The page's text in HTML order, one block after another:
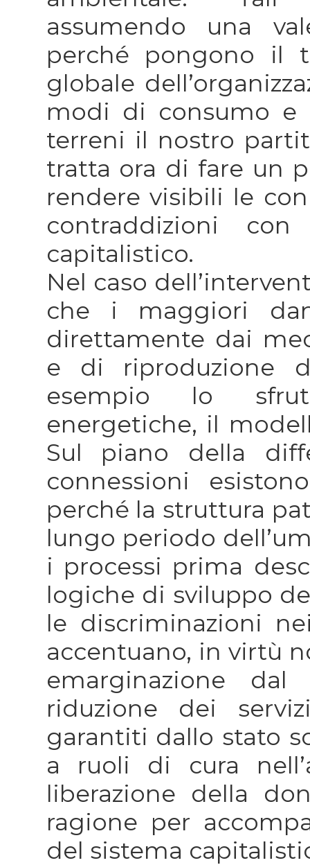
assumendo una
perché pongono il
globale
modi di consumo e
terreni il nostro
tratta ora di fare un
rendere visibili le
contraddizioni
capitalistico.
Nel caso
che i maggiori
direttamente dai
e di riproduzione
esempio lo
energetiche, il
Sul piano della
connessioni
perché la struttura
lungo periodo
i processi prima
logiche di sviluppo
le discriminazioni
accentuano, in virtù
emarginazione
riduzione dei
garantiti dallo stato
a ruoli di cura
liberazione della
ragione per
del sistema